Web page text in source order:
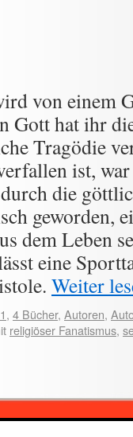
von einem
Gott hat ihr
Tragödie
ist,
die
geworden,
dem Leben
eine
Weiter
, 4 Bücher, Autoren,
religiöser Fanatismus,